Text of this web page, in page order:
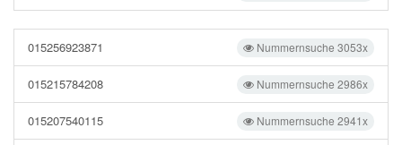
Nummernsuche 3053x
015256923871
Nummernsuche 2986x
015215784208
Nummernsuche 2941x
015207540115